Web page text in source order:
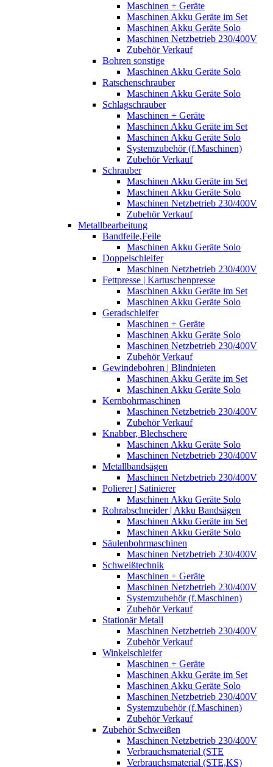
Maschinen + Geräte
Maschinen Akku Geräte im Set
Maschinen Akku Geräte Solo
Maschinen Netzbetrieb 230/400V
Zubehör Verkauf
Bohren sonstige
Maschinen Akku Geräte Solo
Ratschenschrauber
Maschinen Akku Geräte Solo
Schlagschrauber
Maschinen + Geräte
Maschinen Akku Geräte im Set
Maschinen Akku Geräte Solo
Systemzubehör (f.Maschinen)
Zubehör Verkauf
Schrauber
Maschinen Akku Geräte im Set
Maschinen Akku Geräte Solo
Maschinen Netzbetrieb 230/400V
Zubehör Verkauf
Metallbearbeitung
Bandfeile,Feile
Maschinen Akku Geräte Solo
Doppelschleifer
Maschinen Netzbetrieb 230/400V
Fettpresse | Kartuschenpresse
Maschinen Akku Geräte im Set
Maschinen Akku Geräte Solo
Geradschleifer
Maschinen + Geräte
Maschinen Akku Geräte Solo
Maschinen Netzbetrieb 230/400V
Zubehör Verkauf
Gewindebohren | Blindnieten
Maschinen Akku Geräte im Set
Maschinen Akku Geräte Solo
Kernbohrmaschinen
Maschinen Netzbetrieb 230/400V
Zubehör Verkauf
Knabber, Blechschere
Maschinen Akku Geräte Solo
Maschinen Netzbetrieb 230/400V
Metallbandsägen
Maschinen Netzbetrieb 230/400V
Polierer | Satinierer
Maschinen Akku Geräte Solo
Rohrabschneider | Akku Bandsägen
Maschinen Akku Geräte im Set
Maschinen Akku Geräte Solo
Säulenbohrmaschinen
Maschinen Netzbetrieb 230/400V
Schweißtechnik
Maschinen + Geräte
Maschinen Netzbetrieb 230/400V
Systemzubehör (f.Maschinen)
Zubehör Verkauf
Stationär Metall
Maschinen Netzbetrieb 230/400V
Zubehör Verkauf
Winkelschleifer
Maschinen + Geräte
Maschinen Akku Geräte im Set
Maschinen Akku Geräte Solo
Maschinen Netzbetrieb 230/400V
Systemzubehör (f.Maschinen)
Zubehör Verkauf
Zubehör Schweißen
Maschinen Netzbetrieb 230/400V
Verbrauchsmaterial (STE
Verbrauchsmaterial (STE,KS)